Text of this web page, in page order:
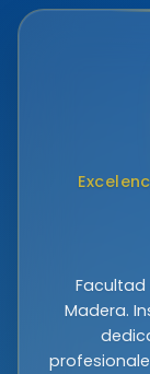
Facultad
Madera.